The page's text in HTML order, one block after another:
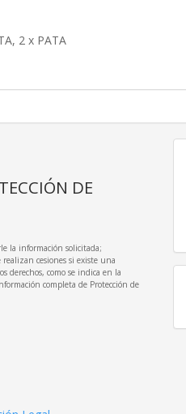
2 x PATA
DE
la información solicitada;
realizan cesiones si existe una
derechos, como se indica en la
completa de Protección de